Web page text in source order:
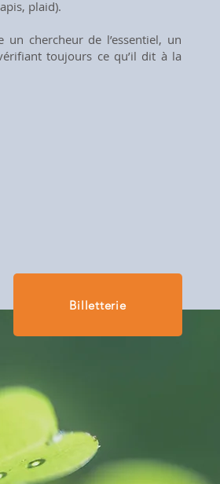
plaid).
chercheur de l’essentiel, un
toujours ce qu’il dit à la
Billetterie